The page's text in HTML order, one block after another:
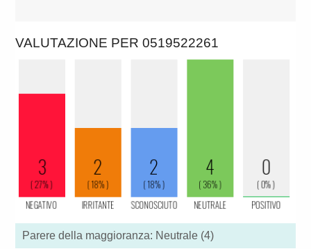
VALUTAZIONE PER 0519522261
Parere della maggioranza: Neutrale (4)